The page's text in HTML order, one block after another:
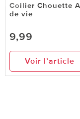
Collier Chouette
de vie
9,99
Voir l’article